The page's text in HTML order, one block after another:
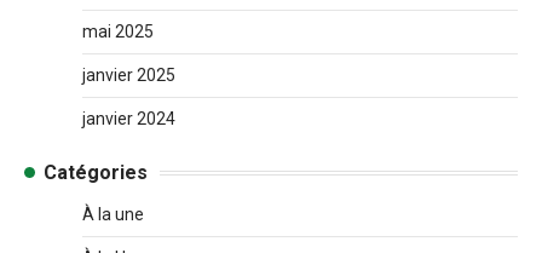
mai 2025
janvier 2025
janvier 2024
Catégories
À la une